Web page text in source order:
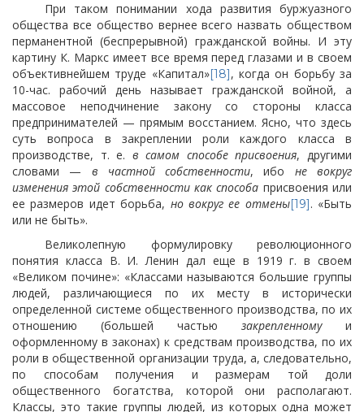
При таком понимании хода развития буржуазного
общества все общество вернее всего назвать обществом
перманентной (беспрерывной) гражданской войны. И эту
картину К. Маркс имеет все время перед глазами и в своем
объективнейшем труде «Капитал»[18], когда он борьбу за
10-час. рабочий день называет гражданской войной, а
массовое неподчинение закону со стороны класса
предпринимателей — прямым восстанием. Ясно, что здесь
суть вопроса в закреплении роли каждого класса в
производстве, т. е. в самом способе присвоения, другими
словами — в частной собственности, ибо не вокруг
изменения этой собственности как способа присвоенияили
ее размеров идет борьба, но вокруг ее отмены[19]. «Быть
или не быть».
Великолепную формулировку революционного
понятия класса В. И. Ленин дал еще в 1919 г. в своем
«Великом почине»: «Классами называются большие группы
людей, различающиеся по их месту в исторически
определенной системе общественного производства, по их
отношению (большей частью закрепленномуи
оформленному в законах) к средствам производства, по их
роли в общественной организации труда, а, следовательно,
по способам получения и размерам той доли
общественного богатства, которой они располагают.
Классы, это такие группы людей, из которых одна может